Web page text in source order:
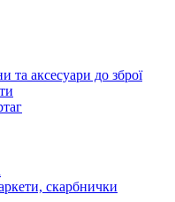
та аксесуари до зброї
скарбнички